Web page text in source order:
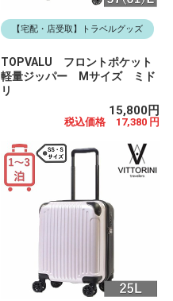
【宅配・店受取】トラベルグッズ
TOPVALU フロントポケット
軽量ジッパー Mサイズ ミド
リ
15,800円
税込価格 17,380 円